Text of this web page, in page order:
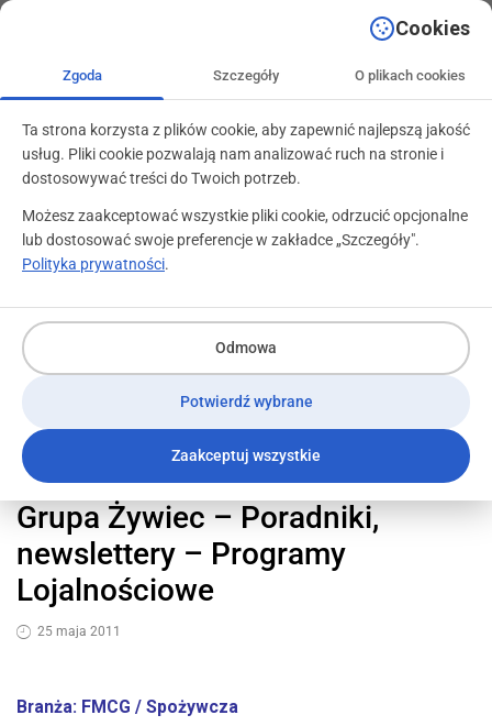
kontakt@programylojalnosciowe.pl
Grupa Żywiec – Poradniki,
newslettery – Programy
Lojalnościowe
25 maja 2011
Branża: FMCG / Spożywcza
Cookies
Zgoda Szczegóły O plikach cookies
Ta strona korzysta z plików cookie, aby zapewnić najlepszą jakość
usług. Pliki cookie pozwalają nam analizować ruch na stronie i
dostosowywać treści do Twoich potrzeb.
Możesz zaakceptować wszystkie pliki cookie, odrzucić opcjonalne
lub dostosować swoje preferencje w zakładce „Szczegóły".
Polityka prywatności.
Odmowa
Potwierdź wybrane
Zaakceptuj wszystkie